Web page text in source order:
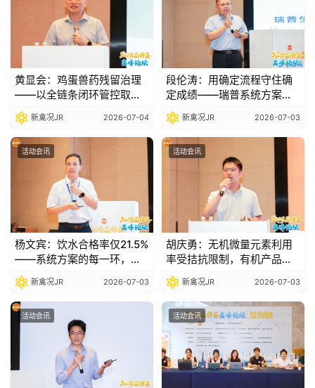
黄显会：鸡蛋兽药残留治理
——以全链条闭环管控取代
事后检测补救|2026品牌蛋
高峰论坛
新禽况JR 2026-07-04
段伦涛：用确定流程守住确
定成绩——瑞普系统方案破
解死淘失控、产蛋不稳、药
残检出三大痛点|2026品牌
蛋高峰论坛
新禽况JR 2026-07-03
活动会讯
杨文宾：饮水合格率仅21.5%
——系统方案的每一环，都
是价值兑现的底线|2026品
牌蛋高峰论坛
新禽况JR 2026-07-03
活动会讯
胡庆勇：无机微量元素利用
率受拮抗限制，有机产品以
更低添加量实现更好效
果|2026品牌蛋高峰论坛
新禽况JR 2026-07-03
活动会讯 活动会讯